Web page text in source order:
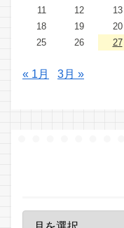
11
12 13
18
19 20
25
26 27
« 1月 3月 »